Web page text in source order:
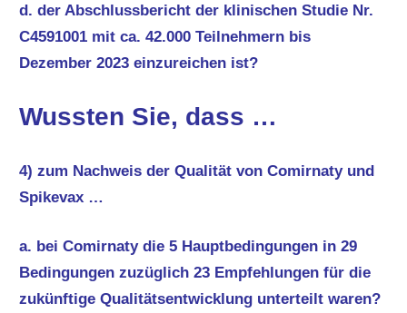
d. der Abschlussbericht der klinischen Studie Nr.
C4591001 mit ca. 42.000 Teilnehmern bis
Dezember 2023 einzureichen ist?
Wussten Sie, dass …
4) zum Nachweis der Qualität von Comirnaty und
Spikevax …
a. bei Comirnaty die 5 Hauptbedingungen in 29
Bedingungen zuzüglich 23 Empfehlungen für die
zukünftige Qualitätsentwicklung unterteilt waren?